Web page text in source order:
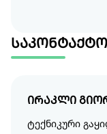
ირაკლი
ტექნიკური